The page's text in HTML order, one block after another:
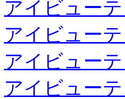
アイビュー
アイビュー
アイビュー
アイビュー